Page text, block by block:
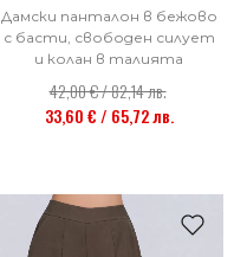
Дамски панталон в бежово
с басти, свободен силует
и колан в талията
42,00 € / 82,14 лв.
33,60 € / 65,72 лв.